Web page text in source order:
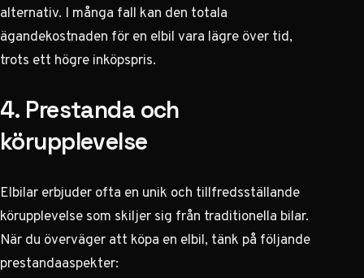
alternativ. I många fall kan den totala
ägandekostnaden för en elbil vara lägre över tid,
trots ett högre inköpspris.
4. Prestanda och
körupplevelse
Elbilar erbjuder ofta en unik och tillfredsställande
körupplevelse som skiljer sig från traditionella bilar.
När du överväger att köpa en elbil, tänk på följande
prestandaaspekter: